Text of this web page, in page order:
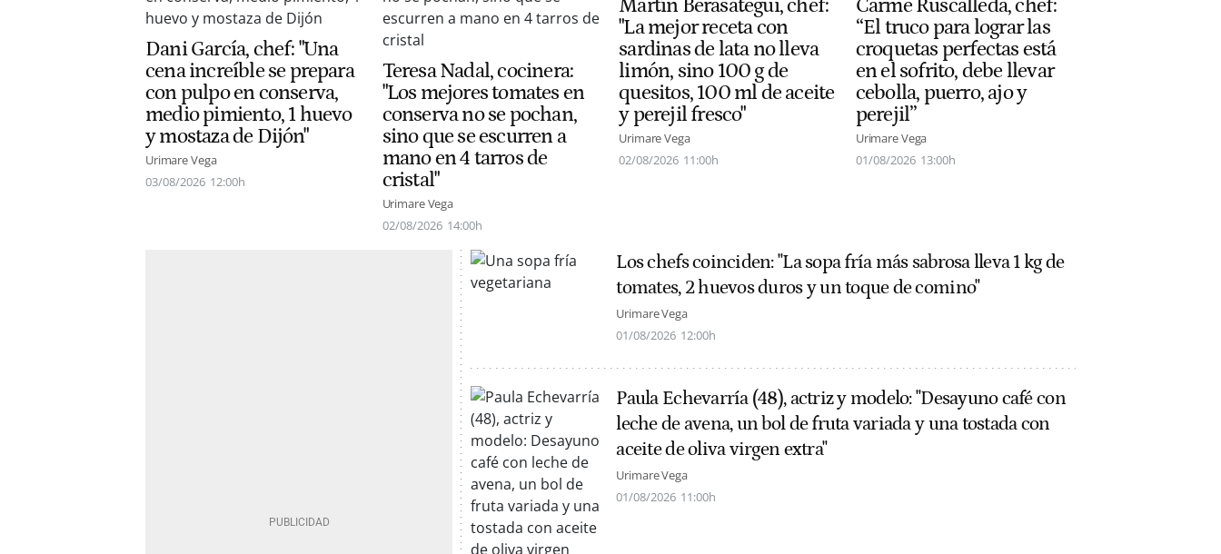
Dani García, chef: "Una
cena increíble se prepara
con pulpo en conserva,
medio pimiento, 1 huevo
y mostaza de Dijón"
Urimare Vega
03/08/2026 12:00h
Teresa Nadal, cocinera:
"Los mejores tomates en
conserva no se pochan,
sino que se escurren a
mano en 4 tarros de
cristal"
Urimare Vega
02/08/2026 14:00h
Martín Berasategui, chef:
"La mejor receta con
sardinas de lata no lleva
limón, sino 100 g de
quesitos, 100 ml de aceite
y perejil fresco"
Urimare Vega
02/08/2026 11:00h
Carme Ruscalleda, chef:
“El truco para lograr las
croquetas perfectas está
en el sofrito, debe llevar
cebolla, puerro, ajo y
perejil”
Urimare Vega
01/08/2026 13:00h
Los chefs coinciden: "La sopa fría más sabrosa lleva 1 kg de
tomates, 2 huevos duros y un toque de comino"
Urimare Vega
01/08/2026 12:00h
Paula Echevarría (48), actriz y modelo: "Desayuno café con
leche de avena, un bol de fruta variada y una tostada con
aceite de oliva virgen extra"
Urimare Vega
01/08/2026 11:00h